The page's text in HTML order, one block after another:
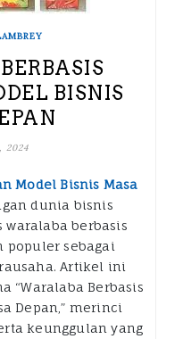
BISNIS
2024
Model Bisnis Masa
dunia bisnis
berbasis
sebagai
Artikel ini
“Waralaba Berbasis
Depan,” merinci
keunggulan yang